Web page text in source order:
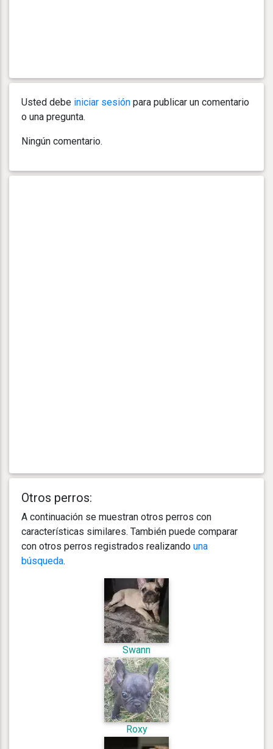
Usted debe iniciar sesión para publicar un comentario
o una pregunta.
Ningún comentario.
Otros perros:
A continuación se muestran otros perros con
características similares. También puede comparar
con otros perros registrados realizando una
búsqueda.
Swann
Roxy